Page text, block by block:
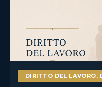
DIRITTO DEL LAVORO,